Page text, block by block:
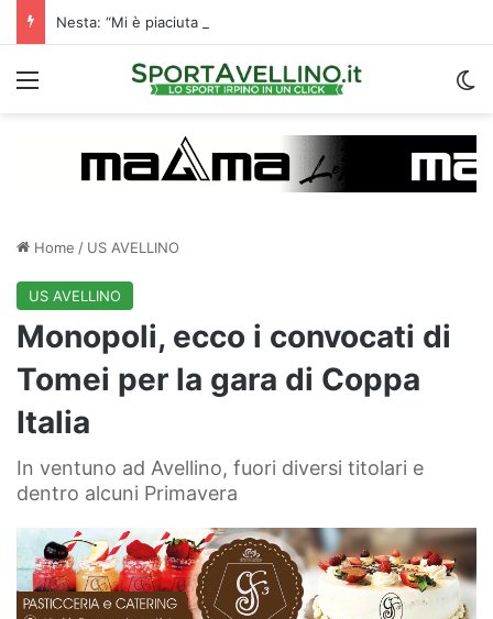
Menu
Home / US AVELLINO
US AVELLINO
Monopoli, ecco i convocati di
Tomei per la gara di Coppa
Italia
In ventuno ad Avellino, fuori diversi titolari e
dentro alcuni Primavera